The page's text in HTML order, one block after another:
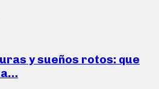
y sueños rotos: que